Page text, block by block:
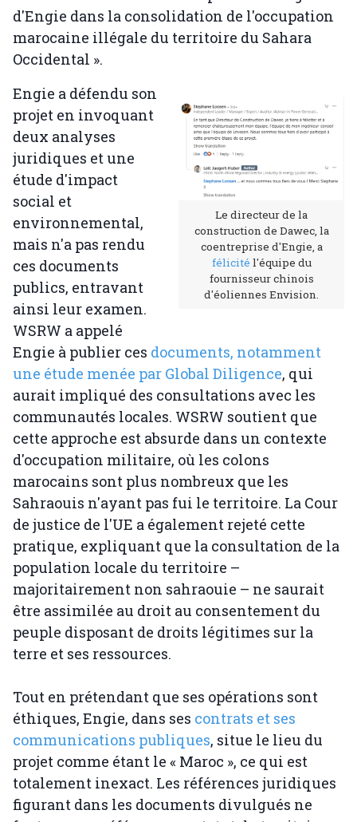
d'Engie dans la consolidation de l'occupation
marocaine illégale du territoire du Sahara
Occidental ».
Le directeur de la
construction de Dawec, la
coentreprise d'Engie, a
félicité l'équipe du
fournisseur chinois
d'éoliennes Envision.
Engie a défendu son
projet en invoquant
deux analyses
juridiques et une
étude d'impact
social et
environnemental,
mais n'a pas rendu
ces documents
publics, entravant
ainsi leur examen.
WSRW a appelé
Engie à publier ces documents, notamment
une étude menée par Global Diligence, qui
aurait impliqué des consultations avec les
communautés locales. WSRW soutient que
cette approche est absurde dans un contexte
d'occupation militaire, où les colons
marocains sont plus nombreux que les
Sahraouis n'ayant pas fui le territoire. La Cour
de justice de l'UE a également rejeté cette
pratique, expliquant que la consultation de la
population locale du territoire –
majoritairement non sahraouie – ne saurait
être assimilée au droit au consentement du
peuple disposant de droits légitimes sur la
terre et ses ressources.
Tout en prétendant que ses opérations sont
éthiques, Engie, dans ses contrats et ses
communications publiques, situe le lieu du
projet comme étant le « Maroc », ce qui est
totalement inexact. Les références juridiques
figurant dans les documents divulgués ne